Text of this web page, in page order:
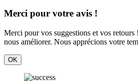
Merci pour votre avis !
Merci pour vos suggestions et vos retours
nous améliorer. Nous apprécions votre
OK